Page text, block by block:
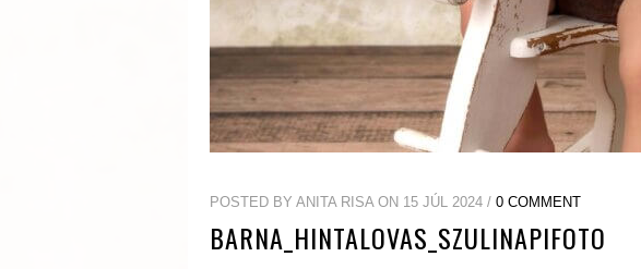
POSTED BY ANITA RISA ON 15 JÚL 2024 / 0 COMMENT
BARNA_HINTALOVAS_SZULINAPIFOTO